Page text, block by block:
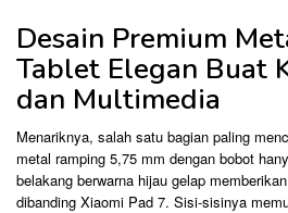
Desain Premium
Tablet Elegan Buat
dan Multimedia
Menariknya, salah satu bagian paling
metal ramping 5,75 mm dengan bobot
belakang berwarna hijau gelap
dibanding Xiaomi Pad 7. Sisi-sisinya